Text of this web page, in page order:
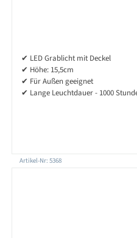
✔ LED Grablicht mit Deckel
✔ Höhe: 15,5cm
✔ Für Außen geeignet
✔ Lange Leuchtdauer - 1000
Artikel-Nr: 5368